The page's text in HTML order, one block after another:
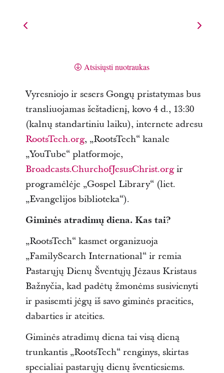
Atsisiųsti nuotraukas
Vyresniojo ir sesers Gongų pristatymas bus
transliuojamas šeštadienį, kovo 4 d., 13:30
(kalnų standartiniu laiku), internete adresu
RootsTech.org, „RootsTech“ kanale
„YouTube“ platformoje,
Broadcasts.ChurchofJesusChrist.orgir
programėlėje „Gospel Library“ (liet.
„Evangelijos biblioteka“).
Giminės atradimų diena. Kas tai?
„RootsTech“ kasmet organizuoja
„FamilySearch International“ ir remia
Pastarųjų Dienų Šventųjų Jėzaus Kristaus
Bažnyčia, kad padėtų žmonėms susivienyti
ir pasisemti jėgų iš savo giminės praeities,
dabarties ir ateities.
Giminės atradimų diena tai visą dieną
trunkantis „RootsTech“ renginys, skirtas
specialiai pastarųjų dienų šventiesiems.